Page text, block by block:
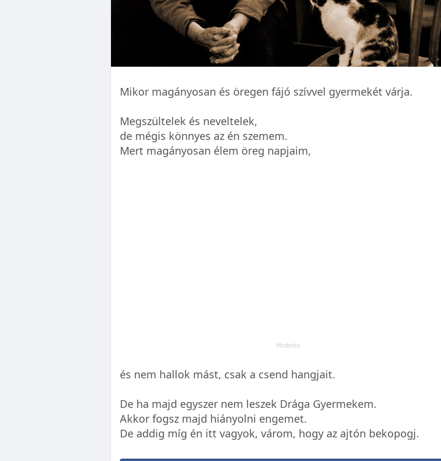
Mikor magányosan és öregen fájó szívvel gyermekét várja.
Megszültelek és neveltelek,
de mégis könnyes az én szemem.
Mert magányosan élem öreg napjaim,
és nem hallok mást, csak a csend hangjait.
De ha majd egyszer nem leszek Drága Gyermekem.
Akkor fogsz majd hiányolni engemet.
De addig míg én itt vagyok, várom, hogy az ajtón bekopogj.